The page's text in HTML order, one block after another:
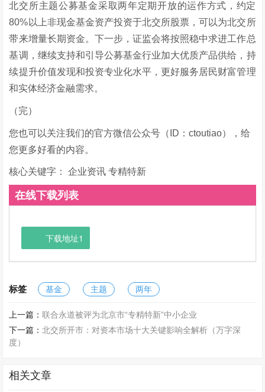
北交所主题公募基金采取两年定期开放的运作方式，约定
80%以上非现金基金资产投资于北交所股票，可以为北交所
带来增量长期资金。下一步，证监会将按照稳中求进工作总
基调，继续支持和引导公募基金行业加大优质产品供给，持
续提升价值发现和投资专业化水平，更好服务居民财富管理
和实体经济金融需求。
（完）
您也可以关注我们的官方微信公众号（ID：ctoutiao），给
您更多好看的内容。
核心关键字： 企业资讯 专精特新
在线下载列表
下载地址1
标签 基金 主题 两年
上一篇：联合永道被评为北京市“专精特新”中小企业
下一篇：北交所开市：对资本市场十大关键影响全解析（万字深
度）
相关文章